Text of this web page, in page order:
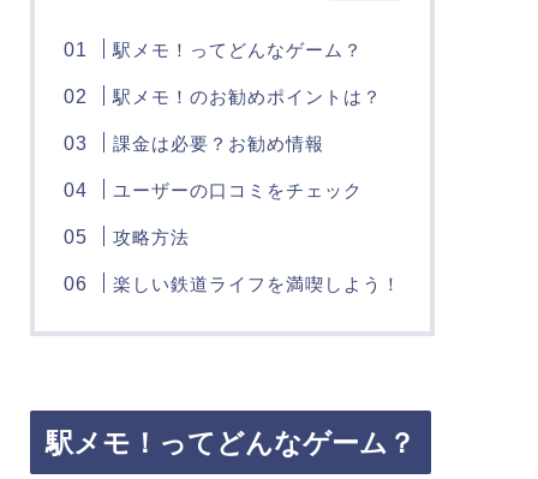
駅メモ！ってどんなゲーム？
駅メモ！のお勧めポイントは？
課金は必要？お勧め情報
ユーザーの口コミをチェック
攻略方法
楽しい鉄道ライフを満喫しよう！
駅メモ！ってどんなゲーム？